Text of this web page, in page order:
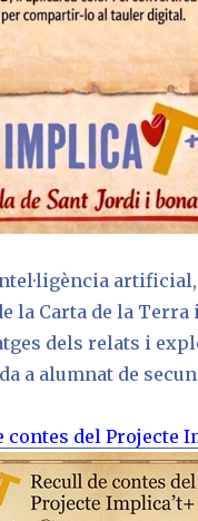
Carta de la Terra i
dels relats i
a alumnat de
contes del Projecte